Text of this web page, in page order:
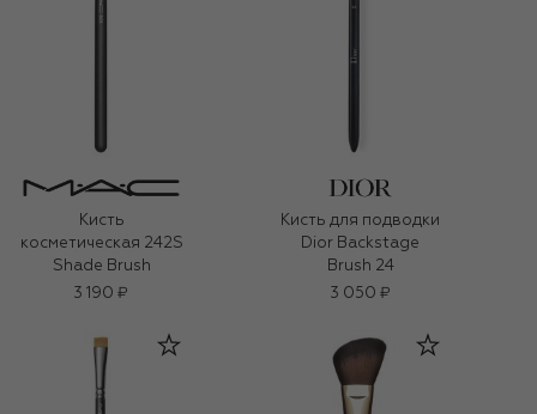
Кисть
косметическая 242S
Shade Brush
3 190 ₽
Кисть для подводки
Dior Backstage
Brush 24
3 050 ₽